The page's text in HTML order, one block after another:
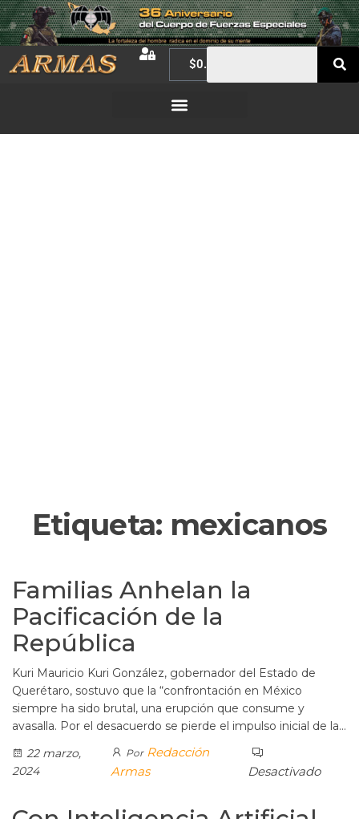
$0.00
Etiqueta: mexicanos
Familias Anhelan la
Pacificación de la
República
Kuri Mauricio Kuri González, gobernador del Estado de
Querétaro, sostuvo que la “confrontación en México
siempre ha sido brutal, una erupción que consume y
avasalla. Por el desacuerdo se pierde el impulso inicial de la…
22 marzo,
2024
Por Redacción
Armas
Desactivado